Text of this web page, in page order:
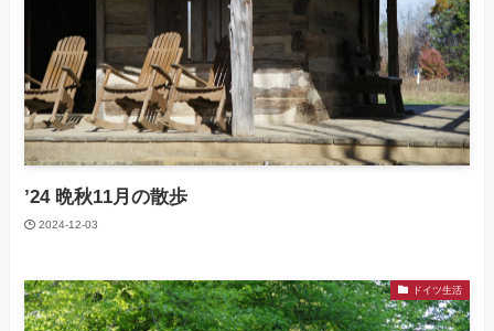
’24 晩秋11月の散歩
2024-12-03
ドイツ生活